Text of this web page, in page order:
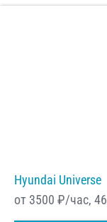
Hyundai Universe
от 3500 ₽/час,